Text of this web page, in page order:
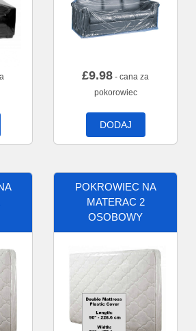
£9.98 - cana za
pokorowiec
DODAJ
POKROWIEC NA
MATERAC 2
OSOBOWY